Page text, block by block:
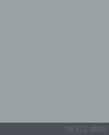
08322 4888